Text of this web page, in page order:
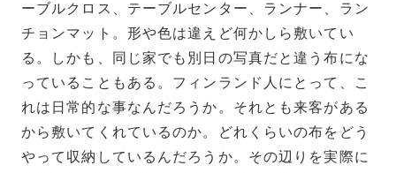
ーブルクロス、テーブルセンター、ランナー、ラン
チョンマット。形や色は違えど何かしら敷いてい
る。しかも、同じ家でも別日の写真だと違う布にな
っていることもある。フィンランド人にとって、こ
れは日常的な事なんだろうか。それとも来客がある
から敷いてくれているのか。どれくらいの布をどう
やって収納しているんだろうか。その辺りを実際に